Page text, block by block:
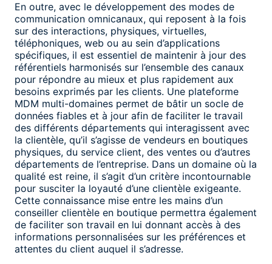
En outre, avec le développement des modes de
communication omnicanaux, qui reposent à la fois
sur des interactions, physiques, virtuelles,
téléphoniques, web ou au sein d’applications
spécifiques, il est essentiel de maintenir à jour des
référentiels harmonisés sur l’ensemble des canaux
pour répondre au mieux et plus rapidement aux
besoins exprimés par les clients. Une plateforme
MDM multi-domaines permet de bâtir un socle de
données fiables et à jour afin de faciliter le travail
des différents départements qui interagissent avec
la clientèle, qu’il s’agisse de vendeurs en boutiques
physiques, du service client, des ventes ou d’autres
départements de l’entreprise. Dans un domaine où la
qualité est reine, il s’agit d’un critère incontournable
pour susciter la loyauté d’une clientèle exigeante.
Cette connaissance mise entre les mains d’un
conseiller clientèle en boutique permettra également
de faciliter son travail en lui donnant accès à des
informations personnalisées sur les préférences et
attentes du client auquel il s’adresse.